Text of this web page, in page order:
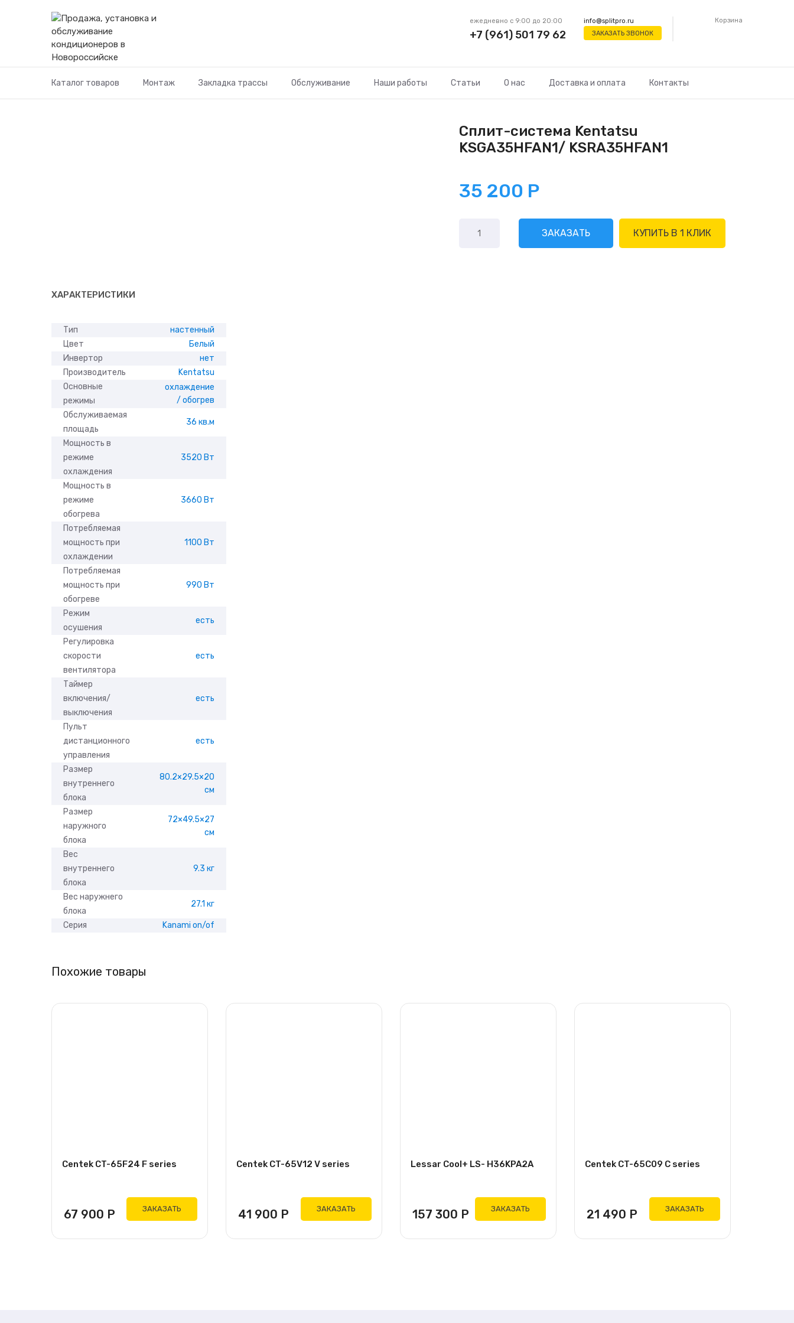
содержимому
info@splitpro.ru
ЗАКАЗАТЬ ЗВОНОК
ежедневно с 9:00 до 20:00
+7 (961) 501 79 62
Корзина
Каталог товаров Монтаж Закладка трассы Обслуживание Наши работы Статьи О нас Доставка и оплата Контакты
Сплит-система Kentatsu
KSGA35HFAN1/ KSRA35HFAN1
35 200 Р
товара
ЗАКАЗАТЬ КУПИТЬ В 1 КЛИК
ХАРАКТЕРИСТИКИ
Тип
настенный
Цвет
Белый
Инвертор
нет
Производитель
Kentatsu
Основные
режимы
охлаждение
/ обогрев
Обслуживаемая
площадь
36 кв.м
Мощность в
режиме
охлаждения
3520 Вт
Мощность в
режиме
обогрева
3660 Вт
Потребляемая
мощность при
охлаждении
1100 Вт
Потребляемая
мощность при
обогреве
990 Вт
Режим
осушения
есть
Регулировка
скорости
вентилятора
есть
Таймер
включения/
выключения
есть
Пульт
дистанционного
управления
есть
Размер
внутреннего
блока
80.2×29.5×20
см
Размер
наружного
блока
72×49.5×27
см
Вес
внутреннего
блока
9.3 кг
Вес наружнего
блока
27.1 кг
Серия Kanami on/of
Похожие товары
Centek CT-65F24 F series
67 900 Р ЗАКАЗАТЬ
Centek CT-65V12 V series
41 900 Р ЗАКАЗАТЬ
Lessar Cool+ LS- H36KPA2A
157 300 Р ЗАКАЗАТЬ
Centek CT-65C09 C series
21 490 Р ЗАКАЗАТЬ